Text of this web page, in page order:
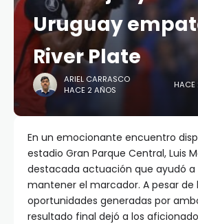
Uruguay
River Plate
ARIEL CARRASCO
HACE 2 AÑOS
HACE
En un emocionante encuentro
estadio Gran Parque Central, Luis
destacada actuación que ayudó a
mantener el marcador. A pesar de
oportunidades generadas por
resultado final dejó a los